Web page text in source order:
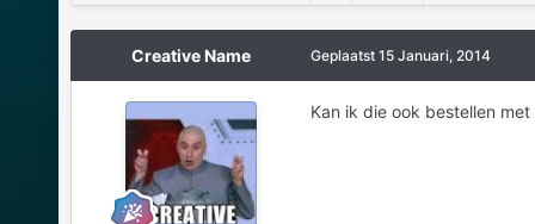
Creative Name Geplaatst 15 Januari, 2014
Kan ik die ook bestellen